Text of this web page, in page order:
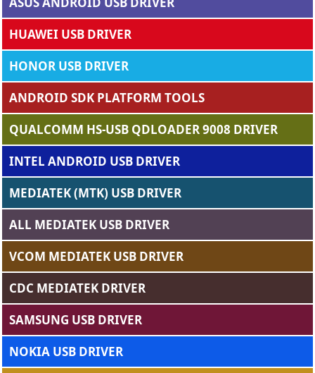
HUAWEI USB DRIVER
HONOR USB DRIVER
ANDROID SDK PLATFORM TOOLS
QUALCOMM HS-USB QDLOADER 9008 DRIVER
INTEL ANDROID USB DRIVER
MEDIATEK (MTK) USB DRIVER
ALL MEDIATEK USB DRIVER
VCOM MEDIATEK USB DRIVER
CDC MEDIATEK DRIVER
SAMSUNG USB DRIVER
NOKIA USB DRIVER